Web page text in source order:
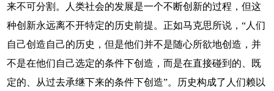
来不可分割。人类社会的发展是一个不断创新的过程，但这
种创新永远离不开特定的历史前提。正如马克思所说，“人们
自己创造自己的历史，但是他们并不是随心所欲地创造，并
不是在他们自己选定的条件下创造，而是在直接碰到的、既
定的、从过去承继下来的条件下创造”。历史构成了人们赖以